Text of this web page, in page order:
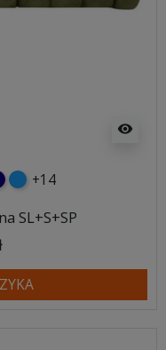
visibility
niebieski
+14
SL+S+SP